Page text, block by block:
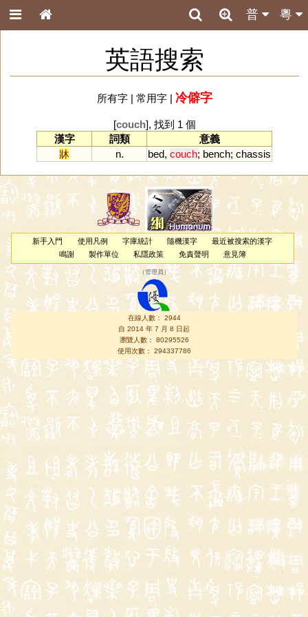
粵
普
英語搜索
所有字| 常用字| 冷僻字
[couch], 找到 1 個
漢字
詞類
意義
牀
n. bed, couch; bench; chassis
新手入門 使用凡例 字庫統計 隨機漢字
最近被搜索的漢字
鳴謝
製作單位 私隱政策 免責聲明 意見簿
（管理員 ）
在線人數： 2944
自 2014 年 7 月 8 日起
瀏覽人數： 80295526
使用次數： 294337786